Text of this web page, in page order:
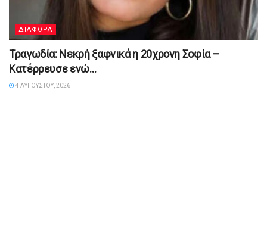
ΔΙΑΦΟΡΑ
Τραγωδία: Νεκρή ξαφνικά η 20χρονη Σοφία –
Κατέρρευσε ενώ…
4 ΑΥΓΟΎΣΤΟΥ, 2026